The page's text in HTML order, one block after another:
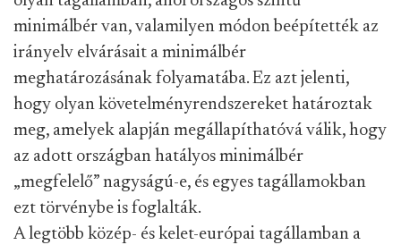
minimálbér van, valamilyen módon beépítették az
irányelv elvárásait a minimálbér
meghatározásának folyamatába. Ez azt jelenti,
hogy olyan követelményrendszereket határoztak
meg, amelyek alapján megállapíthatóvá válik, hogy
az adott országban hatályos minimálbér
„megfelelő” nagyságú-e, és egyes tagállamokban
ezt törvénybe is foglalták.
A legtöbb közép- és kelet-európai tagállamban a